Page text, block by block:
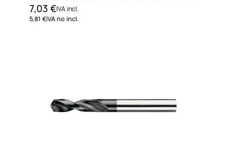
7,03 €IVA incl.
5,81 €IVA no incl.